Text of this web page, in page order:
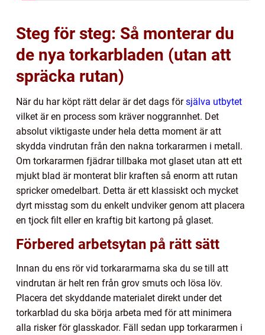
Steg för steg: Så monterar du
de nya torkarbladen (utan att
spräcka rutan)
När du har köpt rätt delar är det dags försjälva utbytet
vilket är en process som kräver noggrannhet. Det
absolut viktigaste under hela detta moment är att
skydda vindrutan från den nakna torkararmen i metall.
Om torkararmen fjädrar tillbaka mot glaset utan att ett
mjukt blad är monterat blir kraften så enorm att rutan
spricker omedelbart. Detta är ett klassiskt och mycket
dyrt misstag som du enkelt undviker genom att placera
en tjock filt eller en kraftig bit kartong på glaset.
Förbered arbetsytan på rätt sätt
Innan du ens rör vid torkararmarna ska du se till att
vindrutan är helt ren från grov smuts och lösa löv.
Placera det skyddande materialet direkt under det
torkarblad du ska börja arbeta med för att minimera
alla risker för glasskador. Fäll sedan upp torkararmen i